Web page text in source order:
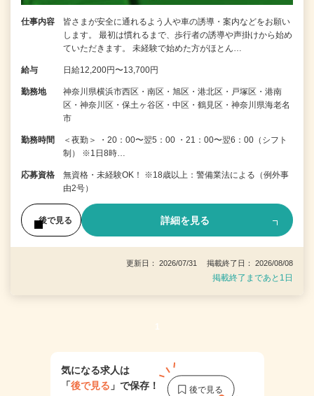
仕事内容
皆さまが安全に通れるよう人や車の誘導・案内などをお願い
します。 最初は慣れるまで、歩行者の誘導や声掛けから始め
ていただきます。 未経験で始めた方がほとん…
給与 日給12,200円〜13,700円
勤務地
神奈川県横浜市西区・南区・旭区・港北区・戸塚区・港南
区・神奈川区・保土ヶ谷区・中区・鶴見区・神奈川県海老名
市
勤務時間
＜夜勤＞ ・20：00〜翌5：00 ・21：00〜翌6：00（シフト
制） ※1日8時…
応募資格
無資格・未経験OK！ ※18歳以上：警備業法による（例外事
由2号）
後で見る 詳細を見る
更新日： 2026/07/31 掲載終了日： 2026/08/08
掲載終了まであと1日
1
気になる求人は
「後で見る 」で保存！